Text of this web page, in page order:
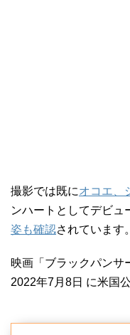
撮影では既にオコエ、
ンハートとしてデビュ
姿も確認されています。
映画「ブラックパンサ
2022年7月8日 に米国